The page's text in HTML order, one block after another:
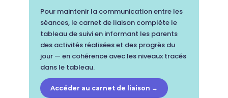
Pour maintenir la communication entre les
séances, le carnet de liaison complète le
tableau de suivi en informant les parents
des activités réalisées et des progrès du
jour — en cohérence avec les niveaux tracés
dans le tableau.
Accéder au carnet de liaison →